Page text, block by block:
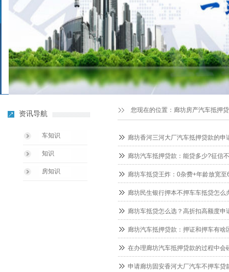
廊坊香河三河大厂汽车抵押贷款的申
廊坊汽车抵押贷款：能贷多少?征信
廊坊车抵贷王炸：0杂费+年龄放宽
廊坊民生银行押本不押车车抵贷怎么
廊坊车抵贷怎么选？高折扣高额度申
廊坊汽车抵押贷款：押证和押车有啥
在办理廊坊汽车抵押贷款的过程中会
申请廊坊固安香河大厂汽车不押车贷
您现在的位置： 廊坊房产汽车抵押
资讯导航
车知识
知识
房知识